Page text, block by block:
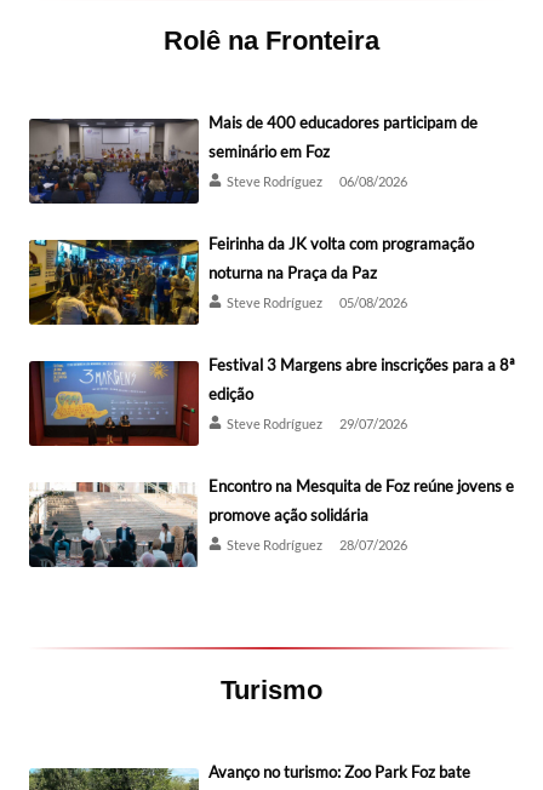
Rolê na Fronteira
Mais de 400 educadores participam de
seminário em Foz
Steve Rodríguez 06/08/2026
Feirinha da JK volta com programação
noturna na Praça da Paz
Steve Rodríguez 05/08/2026
Festival 3 Margens abre inscrições para a 8ª
edição
Steve Rodríguez 29/07/2026
Encontro na Mesquita de Foz reúne jovens e
promove ação solidária
Steve Rodríguez 28/07/2026
Turismo
Avanço no turismo: Zoo Park Foz bate